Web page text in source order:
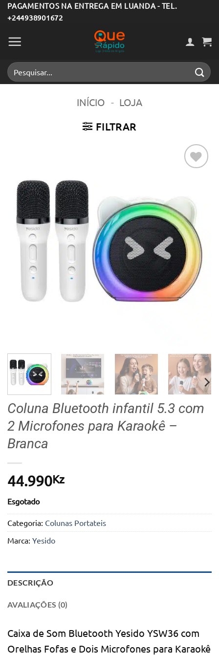
Skip
to
content
PAGAMENTOS NA ENTREGA EM LUANDA - TEL.
+244938901672
Pesquisar
por:
INÍCIO - LOJA
FILTRAR
desejos
Coluna Bluetooth infantil 5.3 com
2 Microfones para Karaokê –
Branca
44.990Kz
Esgotado
Categoria: Colunas Portateis
Marca: Yesido
DESCRIÇÃO
AVALIAÇÕES (0)
Caixa de Som Bluetooth Yesido YSW36 com
Orelhas Fofas e Dois Microfones para Karaokê